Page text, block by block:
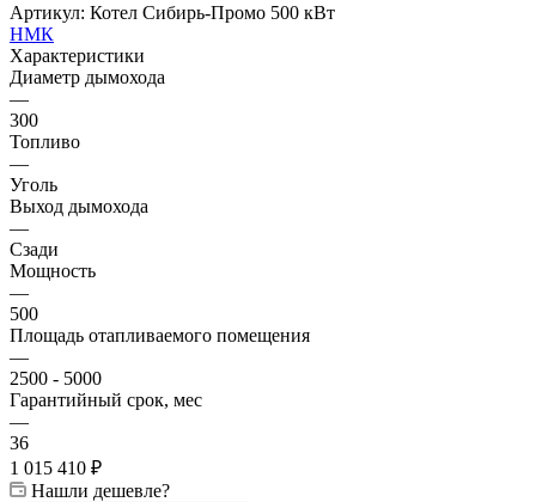
Артикул: Котел Сибирь-Промо 500 кВт
НМК
Характеристики
Диаметр дымохода
—
300
Топливо
—
Уголь
Выход дымохода
—
Сзади
Мощность
—
500
Площадь отапливаемого помещения
—
2500 - 5000
Гарантийный срок, мес
—
36
1 015 410 ₽
Нашли дешевле?